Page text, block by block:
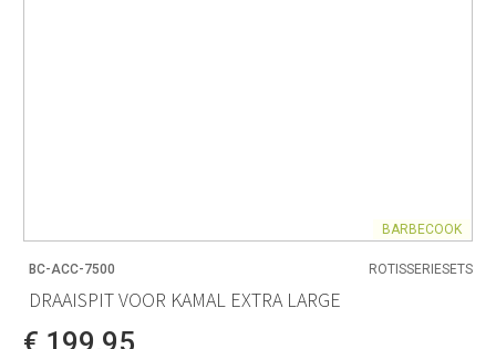
BARBECOOK
BC-ACC-7500 ROTISSERIESETS
DRAAISPIT VOOR KAMAL EXTRA LARGE